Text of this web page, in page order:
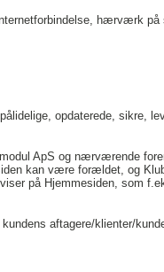
hærværk på
opdaterede, sikre,
ApS og nærværende
kan være forældet, og
på Hjemmesiden, som
aftagere/klienter/